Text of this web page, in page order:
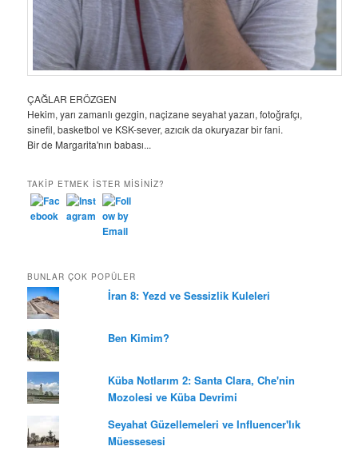
ÇAĞLAR ERÖZGEN
Hekim, yarı zamanlı gezgin, naçizane seyahat yazarı, fotoğrafçı,
sinefil, basketbol ve KSK-sever, azıcık da okuryazar bir fani.
Bir de Margarita'nın babası...
TAKIP ETMEK ISTER MISINIZ?
BUNLAR ÇOK POPÜLER
İran 8: Yezd ve Sessizlik Kuleleri
Ben Kimim?
Küba Notlarım 2: Santa Clara, Che'nin
Mozolesi ve Küba Devrimi
Seyahat Güzellemeleri ve Influencer'lık
Müessesesi